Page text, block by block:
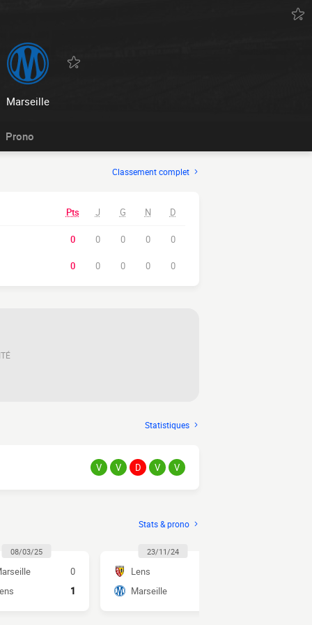
Marseille
Prono
Classement complet
Pts J G N D
0 0 0 0 0
0 0 0 0 0
Statistiques
V V D V V
Stats & prono
08/03/25
0
1
23/11/24
Lens
Marseille